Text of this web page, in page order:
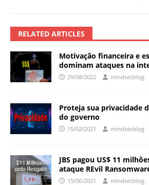
RELATED ARTICLES
Motivação financeira e
dominam ataques na
29/08/2022 mindsecblog
Proteja sua privacidade
do governo
15/02/2021 mindsecblog
JBS pagou US$ 11
ataque REvil
15/06/2021 mindsecblog